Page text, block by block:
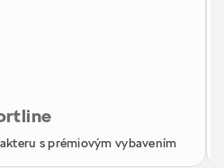
s prémiovým vybavením